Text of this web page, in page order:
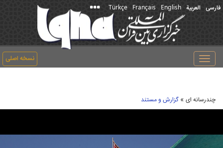
فارسی العربیة English
Français
Türkçe
نسخه اصلی
Toggle
navigation
چندرسانه ای »گزارش و مستند